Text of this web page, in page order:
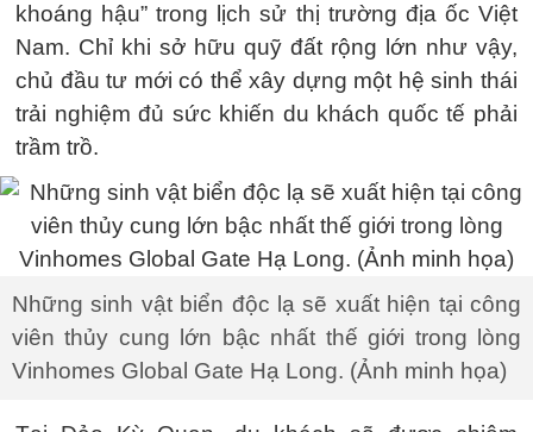
khoáng hậu” trong lịch sử thị trường địa ốc Việt
Nam. Chỉ khi sở hữu quỹ đất rộng lớn như vậy,
chủ đầu tư mới có thể xây dựng một hệ sinh thái
trải nghiệm đủ sức khiến du khách quốc tế phải
trầm trồ.
Những sinh vật biển độc lạ sẽ xuất hiện tại công
viên thủy cung lớn bậc nhất thế giới trong lòng
Vinhomes Global Gate Hạ Long. (Ảnh minh họa)